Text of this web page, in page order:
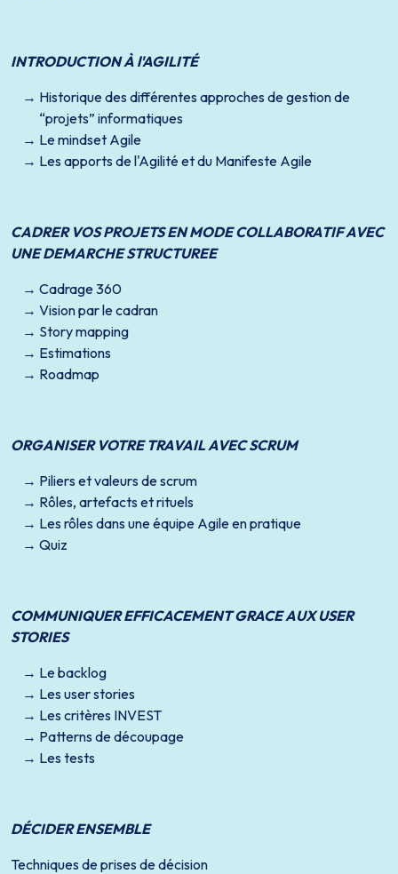
INTRODUCTION À l'AGILITÉ
Historique des différentes approches de gestion de
“projets” informatiques
Le mindset Agile
Les apports de l'Agilité et du Manifeste Agile
CADRER VOS PROJETS EN MODE COLLABORATIF AVEC
UNE DEMARCHE STRUCTUREE
Cadrage 360
Vision par le cadran
Story mapping
Estimations
Roadmap
ORGANISER VOTRE TRAVAIL AVEC SCRUM
Piliers et valeurs de scrum
Rôles, artefacts et rituels
Les rôles dans une équipe Agile en pratique
Quiz
COMMUNIQUER EFFICACEMENT GRACE AUX USER
STORIES
Le backlog
Les user stories
Les critères INVEST
Patterns de découpage
Les tests
DÉCIDER ENSEMBLE
Techniques de prises de décision